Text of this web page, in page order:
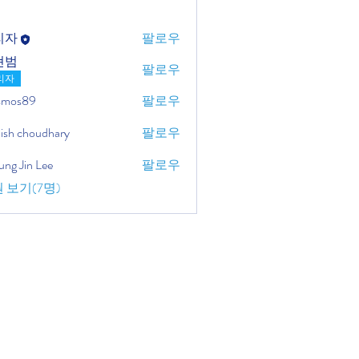
자
팔로우
범
자
팔로우
팔로우
choudhary
팔로우
Jin Lee
팔로우
보기(7명)